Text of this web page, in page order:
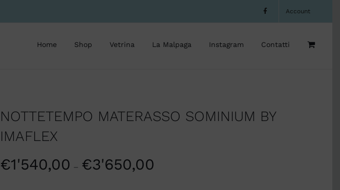
Account
Home Shop Vetrina La Malpaga Instagram Contatti
NOTTETEMPO MATERASSO SOMINIUM BY
IMAFLEX
€1'540,00 – €3'650,00